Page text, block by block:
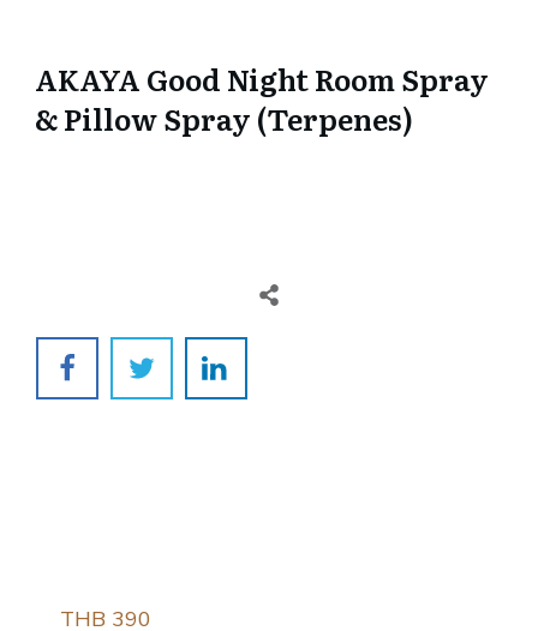
AKAYA Good Night Room Spray
& Pillow Spray (Terpenes)
THB 390